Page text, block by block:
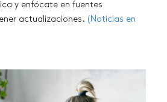
y enfócate en fuentes
actualizaciones. (Noticias en